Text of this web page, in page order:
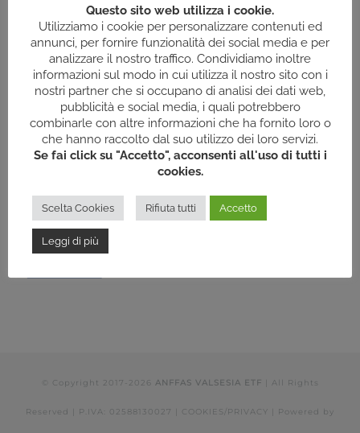
© Copyright 2017- 2026 ANFFAS VALSESIA ETF | All Rights
Reserved | P.IVA: 02588130027 | COOKIES/PRIVACY | Powered by
Questo sito web utilizza i cookie.
Utilizziamo i cookie per personalizzare contenuti ed
annunci, per fornire funzionalità dei social media e per
analizzare il nostro traffico. Condividiamo inoltre
informazioni sul modo in cui utilizza il nostro sito con i
nostri partner che si occupano di analisi dei dati web,
pubblicità e social media, i quali potrebbero
combinarle con altre informazioni che ha fornito loro o
che hanno raccolto dal suo utilizzo dei loro servizi.
Se fai click su "Accetto", acconsenti all'uso di tutti i
cookies.
Scelta Cookies Rifiuta tutti Accetto
Leggi di più